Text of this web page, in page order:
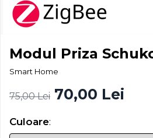
Modul Priza
Smart Home
75,00 Lei 70,00 Lei
Culoare: